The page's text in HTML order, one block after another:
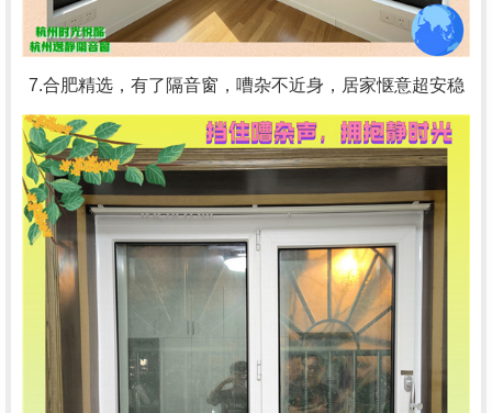
7.合肥精选，有了隔音窗，嘈杂不近身，居家惬意超安稳